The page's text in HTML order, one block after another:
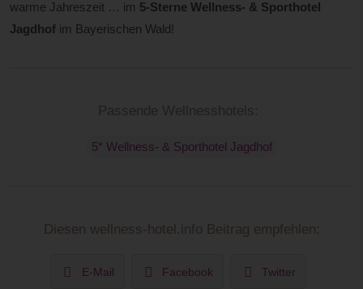
warme Jahreszeit … im 5-Sterne Wellness- & Sporthotel
Jagdhof im Bayerischen Wald!
Passende Wellnesshotels:
5* Wellness- & Sporthotel Jagdhof
Diesen wellness-hotel.info Beitrag empfehlen:
E-Mail Facebook Twitter